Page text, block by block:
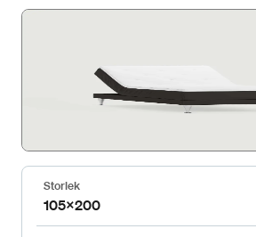
Storlek
105x200